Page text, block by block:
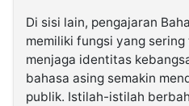
Di sisi lain, pengajaran
memiliki fungsi yang
menjaga identitas
bahasa asing semakin
publik. Istilah-istilah